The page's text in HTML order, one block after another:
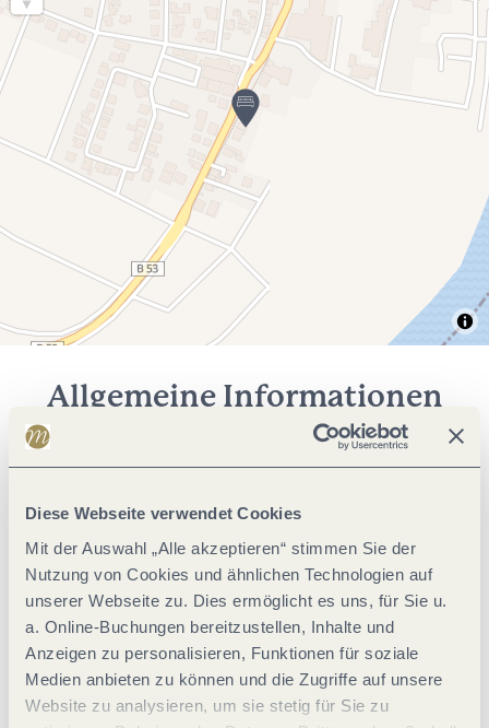
Diese Webseite verwendet Cookies
Mit der Auswahl „Alle akzeptieren“ stimmen Sie der
Nutzung von Cookies und ähnlichen Technologien auf
unserer Webseite zu. Dies ermöglicht es uns, für Sie u.
a. Online-Buchungen bereitzustellen, Inhalte und
Anzeigen zu personalisieren, Funktionen für soziale
Medien anbieten zu können und die Zugriffe auf unsere
Website zu analysieren, um sie stetig für Sie zu
Allgemeine Informationen
Sport / Freizeit
Einrichtungen Bauernhof
Lage